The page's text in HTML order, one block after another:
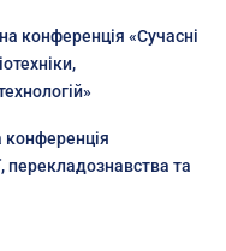
конференція «Сучасні
конференція
перекладознавства та